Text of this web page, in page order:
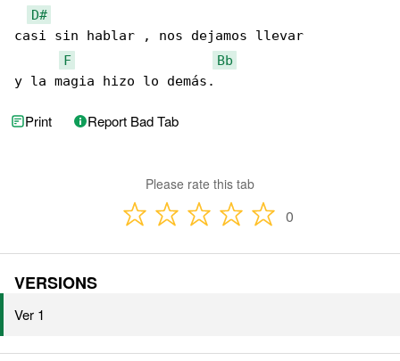
D#
casi sin hablar , nos dejamos llevar
F
Bb
y la magia hizo lo demás.
Print Report Bad Tab
Please rate this tab
0
VERSIONS
Ver 1